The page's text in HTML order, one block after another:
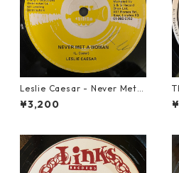
Leslie Caesar - Never Met A
Woman【12-50067】
¥3,200